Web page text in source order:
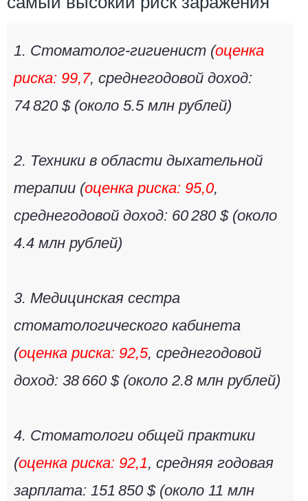
1. Стоматолог-гигиенист (оценка
риска: 99,7, среднегодовой доход:
74 820 $ (около 5.5 млн рублей)
2. Техники в области дыхательной
терапии (оценка риска: 95,0,
среднегодовой доход: 60 280 $ (около
4.4 млн рублей)
3. Медицинская сестра
стоматологического кабинета
(оценка риска: 92,5, среднегодовой
доход: 38 660 $ (около 2.8 млн рублей)
4. Стоматологи общей практики
(оценка риска: 92,1, средняя годовая
зарплата: 151 850 $ (около 11 млн